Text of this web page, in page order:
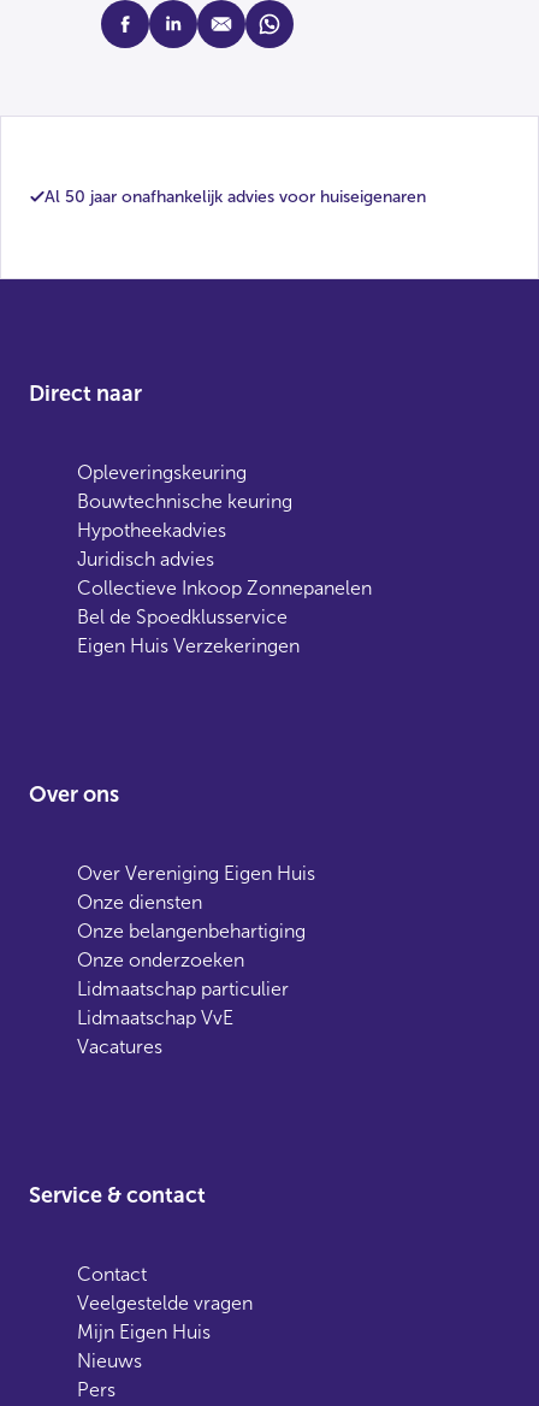
facebooklinkedinmail whatsapp
Al 50 jaar onafhankelijk advies voor huiseigenaren
Direct naar
Opleveringskeuring
Bouwtechnische keuring
Hypotheekadvies
Juridisch advies
Collectieve Inkoop Zonnepanelen
Bel de Spoedklusservice
Eigen Huis Verzekeringen
Over ons
Over Vereniging Eigen Huis
Onze diensten
Onze belangenbehartiging
Onze onderzoeken
Lidmaatschap particulier
Lidmaatschap VvE
Vacatures
Service & contact
Contact
Veelgestelde vragen
Mijn Eigen Huis
Nieuws
Pers